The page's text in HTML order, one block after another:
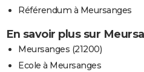
Référendum à Meursanges
En savoir plus sur
Meursanges (21200)
Ecole à Meursanges